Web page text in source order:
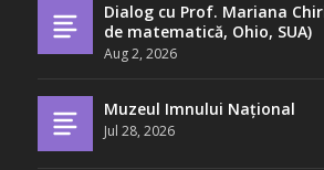
Dialog cu Prof. Mariana
de matematică, Ohio, SUA)
Aug 2, 2026
Muzeul Imnului Național
Jul 28, 2026